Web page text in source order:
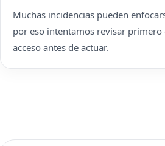
Muchas incidencias pueden
por eso intentamos revisar primero
acceso antes de actuar.